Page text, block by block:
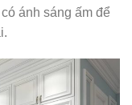
ánh sáng ấm để